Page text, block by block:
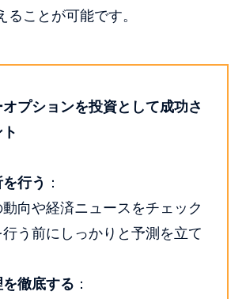
ることが可能です。
プションを投資として成功さ
行う ：
向や経済ニュースをチェック
行う前にしっかりと予測を立て
徹底する ：